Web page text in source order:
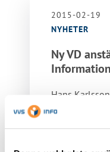
2015-02-19
NYHETER
Ny VD
Hans
börjar den 1